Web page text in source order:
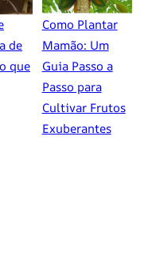
de
que
Como Plantar
Mamão: Um
Guia Passo a
Passo para
Cultivar Frutos
Exuberantes